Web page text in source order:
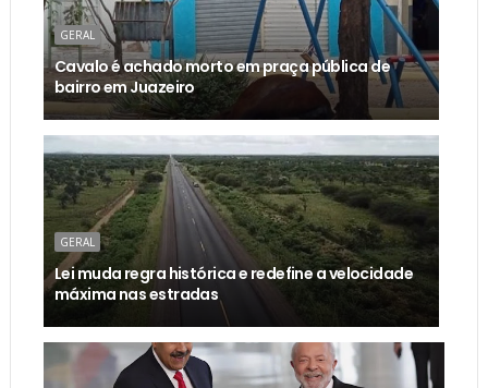
GERAL
Cavalo é achado morto em praça pública de
bairro em Juazeiro
GERAL
Lei muda regra histórica e redefine a velocidade
máxima nas estradas